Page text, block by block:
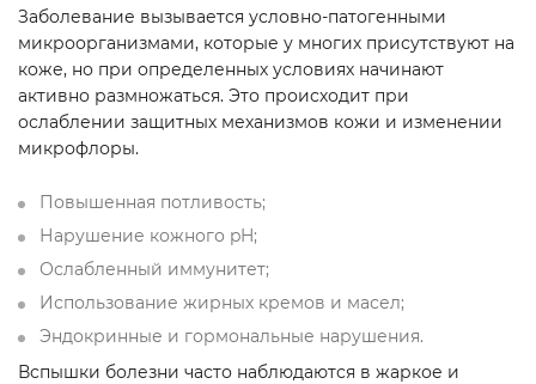
Заболевание вызывается условно-патогенными
микроорганизмами, которые у многих присутствуют на
коже, но при определенных условиях начинают
активно размножаться. Это происходит при
ослаблении защитных механизмов кожи и изменении
микрофлоры.
Повышенная потливость;
Нарушение кожного pH;
Ослабленный иммунитет;
Использование жирных кремов и масел;
Эндокринные и гормональные нарушения.
Вспышки болезни часто наблюдаются в жаркое и